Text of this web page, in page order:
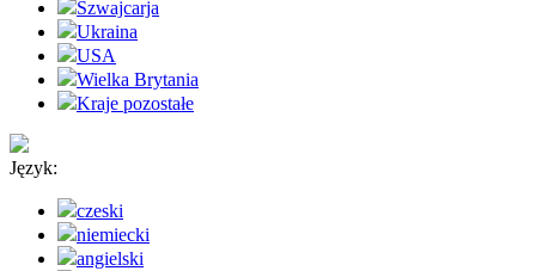
Szwajcarja
Ukraina
USA
Wielka Brytania
Kraje pozostałe
Język:
czeski
niemiecki
angielski